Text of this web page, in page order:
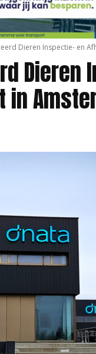
Dieren Inspectie- en
Dieren